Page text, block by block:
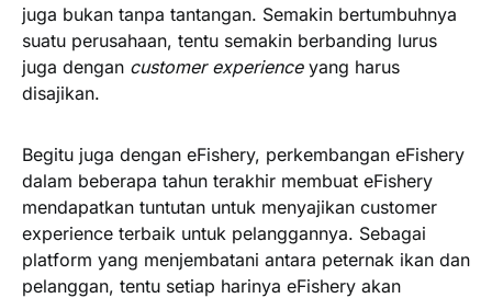
juga bukan tanpa tantangan. Semakin bertumbuhnya
suatu perusahaan, tentu semakin berbanding lurus
juga dengan customer experienceyang harus
disajikan.
Begitu juga dengan eFishery, perkembangan eFishery
dalam beberapa tahun terakhir membuat eFishery
mendapatkan tuntutan untuk menyajikan customer
experience terbaik untuk pelanggannya. Sebagai
platform yang menjembatani antara peternak ikan dan
pelanggan, tentu setiap harinya eFishery akan